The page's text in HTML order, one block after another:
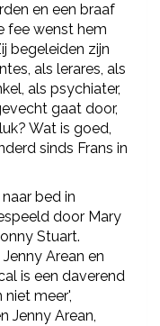
en een braaf
fee wenst hem
begeleiden zijn
als lerares, als
als psychiater,
gaat door,
Wat is goed,
sinds Frans in
bed in
door Mary
Stuart.
Arean en
is een daverend
meer',
Jenny Arean,